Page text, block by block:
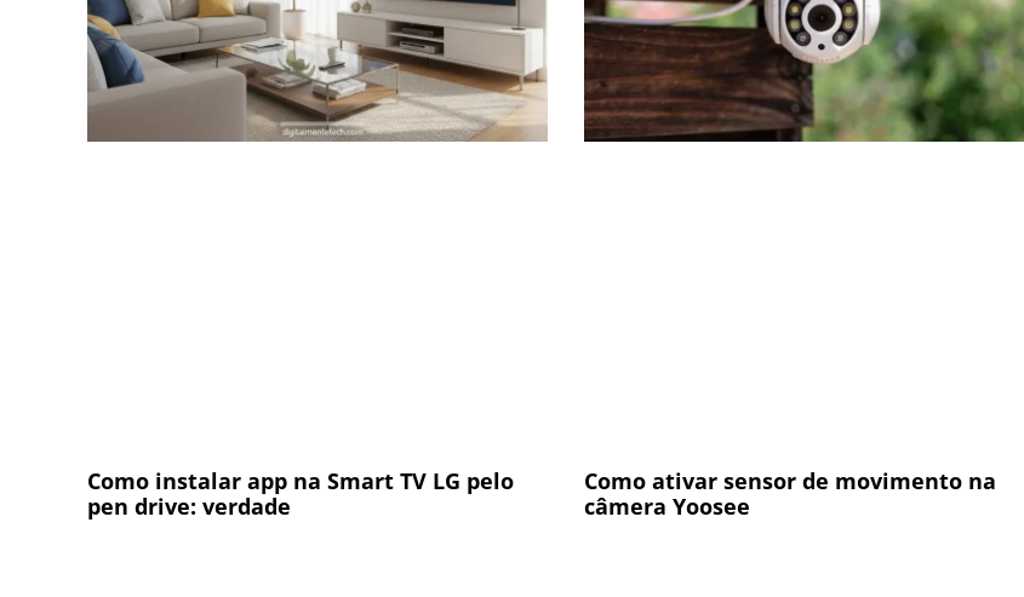
Como instalar app na Smart TV LG pelo
pen drive: verdade
Como ativar sensor de movimento na
câmera Yoosee